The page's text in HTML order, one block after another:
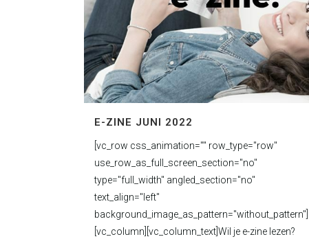
E-ZINE JUNI 2022
[vc_row css_animation="" row_type="row"
use_row_as_full_screen_section="no"
type="full_width" angled_section="no"
text_align="left"
background_image_as_pattern="without_pattern"]
[vc_column][vc_column_text]Wil je e-zine lezen?